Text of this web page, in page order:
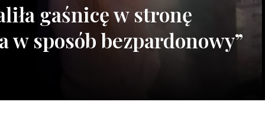
gaśnicę w stronę
w sposób bezpardonowy”